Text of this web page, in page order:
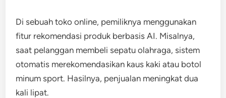
Di sebuah toko online, pemiliknya menggunakan
fitur rekomendasi produk berbasis AI. Misalnya,
saat pelanggan membeli sepatu olahraga, sistem
otomatis merekomendasikan kaus kaki atau botol
minum sport. Hasilnya, penjualan meningkat dua
kali lipat.